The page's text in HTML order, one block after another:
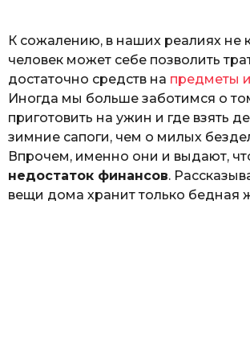
К сожалению, в наших реалиях не
человек может себе позволить
достаточно средств на предметы
Иногда мы больше заботимся о
приготовить на ужин и где взять
зимние сапоги, чем о милых
Впрочем, именно они и выдают,
недостаток финансов.
вещи дома хранит только бедная